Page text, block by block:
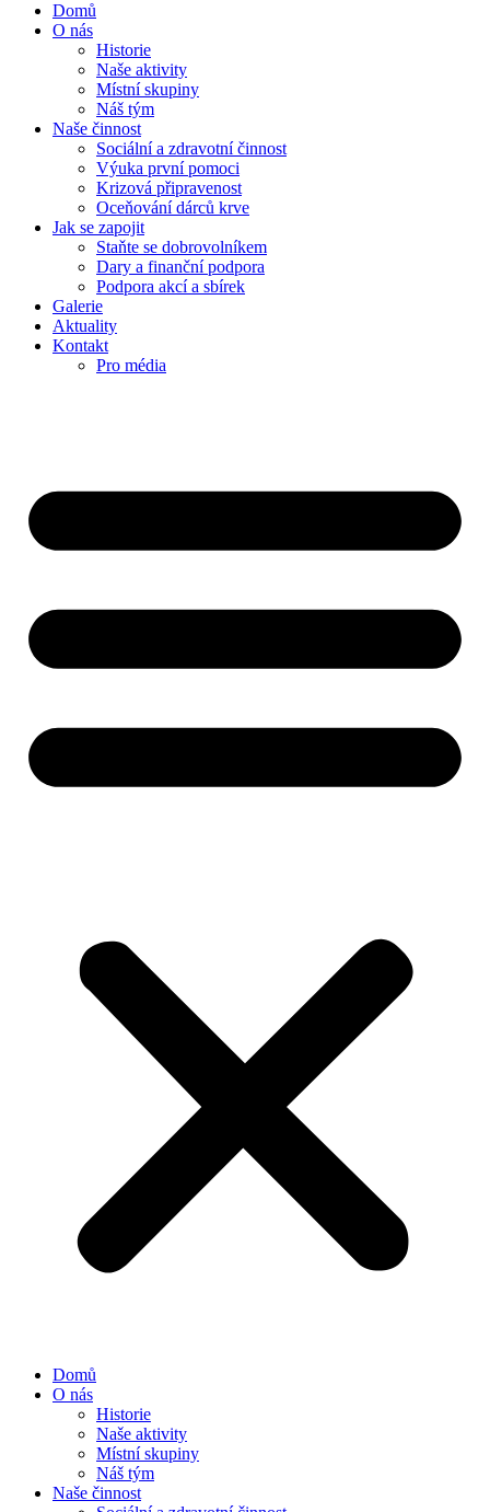
Domů
O nás
Historie
Naše aktivity
Místní skupiny
Náš tým
Naše činnost
Sociální a zdravotní činnost
Výuka první pomoci
Krizová připravenost
Oceňování dárců krve
Jak se zapojit
Staňte se dobrovolníkem
Dary a finanční podpora
Podpora akcí a sbírek
Galerie
Aktuality
Kontakt
Pro média
Domů
O nás
Historie
Naše aktivity
Místní skupiny
Náš tým
Naše činnost